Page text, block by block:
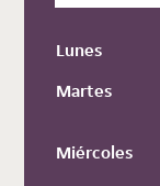
Lunes
Martes
Miércoles